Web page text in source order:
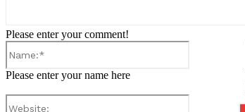
Please enter your comment!
Please enter your name here